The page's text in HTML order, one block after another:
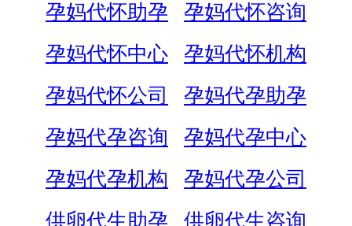
孕妈代怀助孕
孕妈代怀咨询
孕妈代怀中心
孕妈代怀机构
孕妈代怀公司
孕妈代孕助孕
孕妈代孕咨询
孕妈代孕中心
孕妈代孕机构
孕妈代孕公司
供卵代生助孕
供卵代生咨询